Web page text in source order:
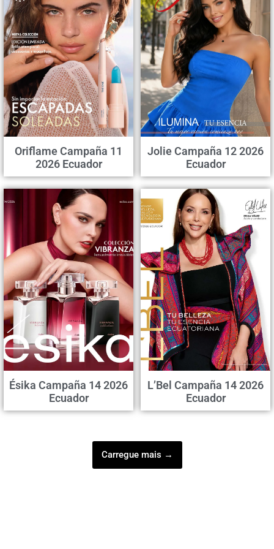
Oriflame Campaña 11
2026 Ecuador
Jolie Campaña 12 2026
Ecuador
Ésika Campaña 14 2026
Ecuador
L’Bel Campaña 14 2026
Ecuador
Carregue mais →